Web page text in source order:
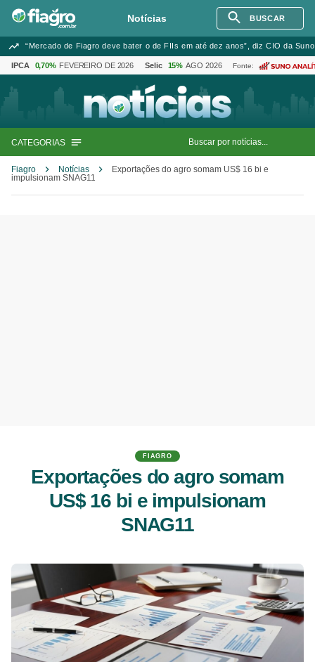
Notícias BUSCAR
“Mercado de Fiagro deve bater o de FIIs em até dez anos”, diz CIO da
IPCA 0,70% FEVEREIRO DE 2026 Selic 15% AGO 2026 Fonte:
CATEGORIAS
Fiagro Notícias
Exportações do agro somam US$ 16 bi e
impulsionam SNAG11
FIAGRO
Exportações do agro somam
US$ 16 bi e impulsionam
SNAG11